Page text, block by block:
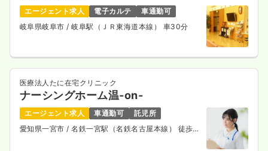
エージェント求人 電子カルテ
車通勤可
岐阜県岐阜市/ 岐阜駅（ＪＲ東海道本線） 車30分
医療法人たに在宅クリニック
ナーシングホーム温-on-
エージェント求人 車通勤可
託児所
愛知県一宮市/ 名鉄一宮駅（名鉄名古屋本線） 徒歩12